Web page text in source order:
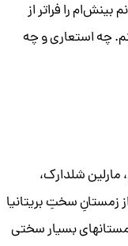
را فراتر از
چه استعاری و چه
شلدارک،
زمستانِ سختِ بریتانیا
بسیار سختی